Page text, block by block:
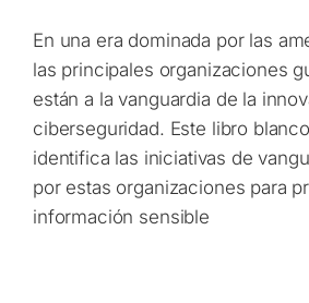
En una era dominada por las
las principales organizaciones
están a la vanguardia de la
ciberseguridad. Este libro
identifica las iniciativas de
por estas organizaciones para
información sensible